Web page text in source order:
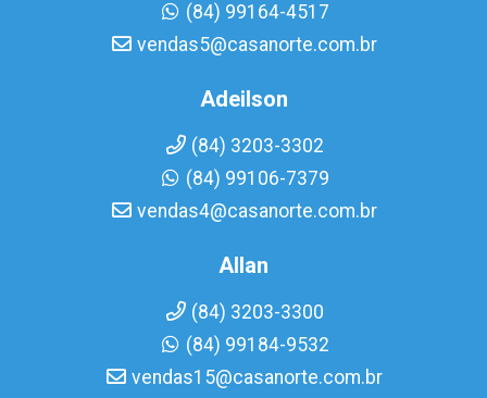
(84) 99164-4517
vendas5@casanorte.com.br
Adeilson
(84) 3203-3302
(84) 99106-7379
vendas4@casanorte.com.br
Allan
(84) 3203-3300
(84) 99184-9532
vendas15@casanorte.com.br